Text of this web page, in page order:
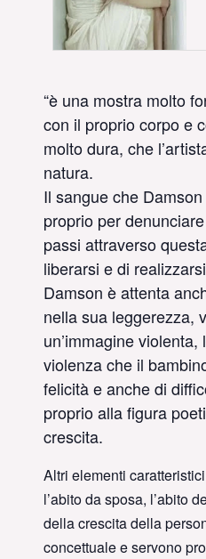
“è una mostra molto
con il proprio corpo e
molto dura, che
natura.
Il sangue che
proprio per
passi attraverso
liberarsi e di
Damson è attenta
nella sua leggerezza,
un’immagine
violenza che il
felicità e anche di
proprio alla figura
crescita.
Altri elementi
l’abito da sposa, l’abito
della crescita della
concettuale e servono